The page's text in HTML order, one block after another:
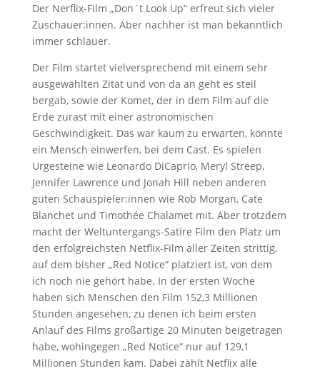
Der Nerflix-Film „Don´t Look Up“ erfreut sich vieler
Zuschauer:innen. Aber nachher ist man bekanntlich
immer schlauer.
Der Film startet vielversprechend mit einem sehr
ausgewählten Zitat und von da an geht es steil
bergab, sowie der Komet, der in dem Film auf die
Erde zurast mit einer astronomischen
Geschwindigkeit. Das war kaum zu erwarten, könnte
ein Mensch einwerfen, bei dem Cast. Es spielen
Urgesteine wie Leonardo DiCaprio, Meryl Streep,
Jennifer Lawrence und Jonah Hill neben anderen
guten Schauspieler:innen wie Rob Morgan, Cate
Blanchet und Timothée Chalamet mit. Aber trotzdem
macht der Weltuntergangs-Satire Film den Platz um
den erfolgreichsten Netflix-Film aller Zeiten strittig,
auf dem bisher „Red Notice“ platziert ist, von dem
ich noch nie gehört habe. In der ersten Woche
haben sich Menschen den Film 152,3 Millionen
Stunden angesehen, zu denen ich beim ersten
Anlauf des Films großartige 20 Minuten beigetragen
habe, wohingegen „Red Notice“ nur auf 129,1
Millionen Stunden kam. Dabei zählt Netflix alle